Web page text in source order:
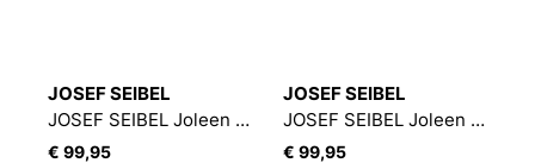
JOSEF SEIBEL
JOSEF SEIBEL Joleen 04 | Sneaker für Damen | Grau
€ 99,95
JOSEF SEIBEL
JOSEF SEIBEL Joleen 04 | Sneaker für Damen | Blau
€ 99,95